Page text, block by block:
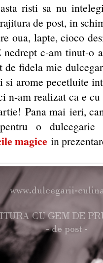
risti sa nu
de post, in
oua, lapte, cioco
c-am tinut-o
de fidela mie
si arome pecetluite
n-am realizat ca e
Pana mai ieri,
o
magice in